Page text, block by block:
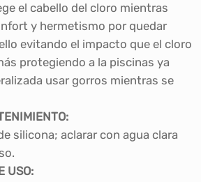
el cabello del cloro mientras
y hermetismo por quedar
evitando el impacto que el cloro
protegiendo a la piscinas ya
usar gorros mientras se
silicona; aclarar con agua clara
USO: